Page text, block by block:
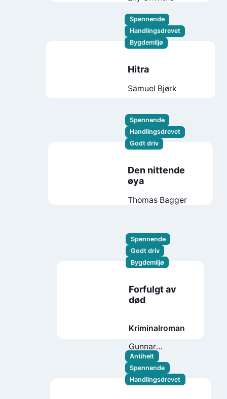
Spennende
Handlingsdrevet
Bygdemiljø
Hitra
Samuel Bjørk
Spennende
Handlingsdrevet
Godt driv
Den nittende
øya
Thomas Bagger
Spennende
Godt driv
Bygdemiljø
Forfulgt av
død
Kriminalroman
Gunnar
Staalesen
Antihelt
Spennende
Handlingsdrevet